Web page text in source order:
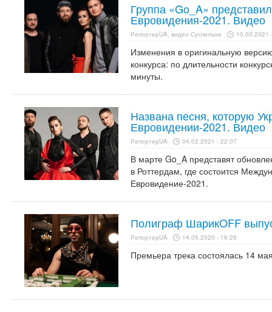
Группа «Go_A»
Евровидения-2021. Видео
РепортерUA, видео Суспильне 10.03.2021
Изменения в оригинальную
конкурса: по длительности
минуты.
Названа песня, которую
Евровидении-2021. Видео
РепортерUA 04.02.2021 - 22:07
В марте Go_A представят
в Роттердам, где состоится
Евровидение-2021.
Полиграф ШарикOFF
РепортерUA 14.05.2020 - 16:28
Премьера трека состоялась 14